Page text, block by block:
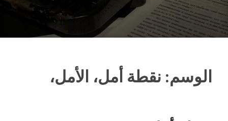
الوسم: نقطة أمل، الأمل،